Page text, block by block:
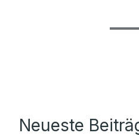
Neueste